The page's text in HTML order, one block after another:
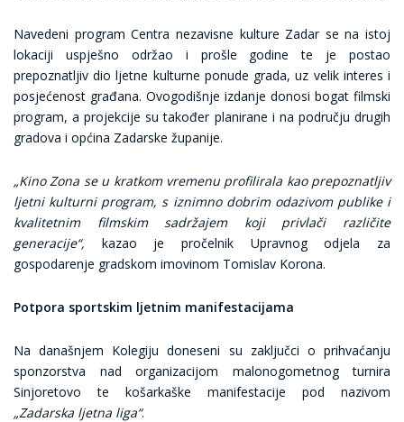
Navedeni program Centra nezavisne kulture Zadar se na istoj
lokaciji uspješno održao i prošle godine te je postao
prepoznatljiv dio ljetne kulturne ponude grada, uz velik interes i
posjećenost građana. Ovogodišnje izdanje donosi bogat filmski
program, a projekcije su također planirane i na području drugih
gradova i općina Zadarske županije.
„Kino Zona se u kratkom vremenu profilirala kao prepoznatljiv
ljetni kulturni program, s iznimno dobrim odazivom publike i
kvalitetnim filmskim sadržajem koji privlači različite
generacije“, kazao je pročelnik Upravnog odjela za
gospodarenje gradskom imovinom Tomislav Korona.
Potpora sportskim ljetnim manifestacijama
Na današnjem Kolegiju doneseni su zaključci o prihvaćanju
sponzorstva nad organizacijom malonogometnog turnira
Sinjoretovo te košarkaške manifestacije pod nazivom
„Zadarska ljetna liga“.